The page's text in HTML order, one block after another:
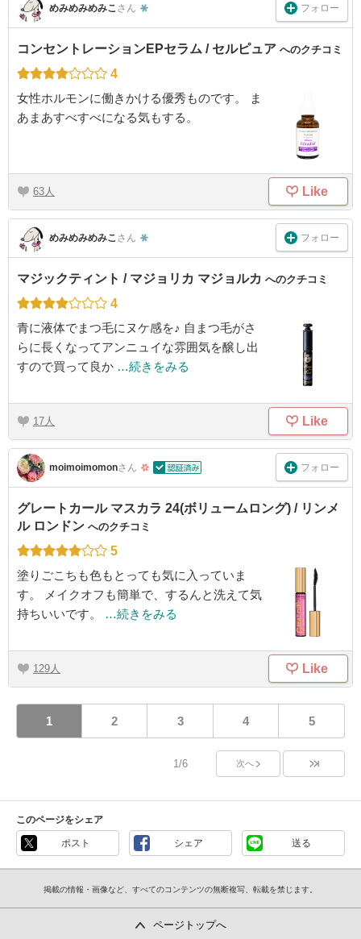
めみめみめみこさん フォロー
コンセントレーションEPセラム / セルピュア へのクチコミ
4
女性ホルモンに働きかける優秀ものです。 ま
あまあすべすべになる気もする。
63 Like
めみめみめみこさん フォロー
マジックティント / マジョリカ マジョルカ へのクチコミ
4
青に液体でまつ毛にヌケ感を♪ 自まつ毛がさ
らに長くなってアンニュイな雰囲気を醸し出
すので買って良か …続きをみる
17 Like
moimoimomonさん フォロー
グレートカール マスカラ 24(ボリュームロング) / リンメ
ル ロンドン へのクチコミ
5
塗りごこちも色もとっても気に入っていま
す。 メイクオフも簡単で、するんと洗えて気
持ちいいです。
…続きをみる
129 Like
1 2 3 4 5
1/6 次へ
このページをシェア
ポスト シェア 送る
掲載の情報・画像など、すべてのコンテンツの無断複写、転載を禁じます。
ページトップへ